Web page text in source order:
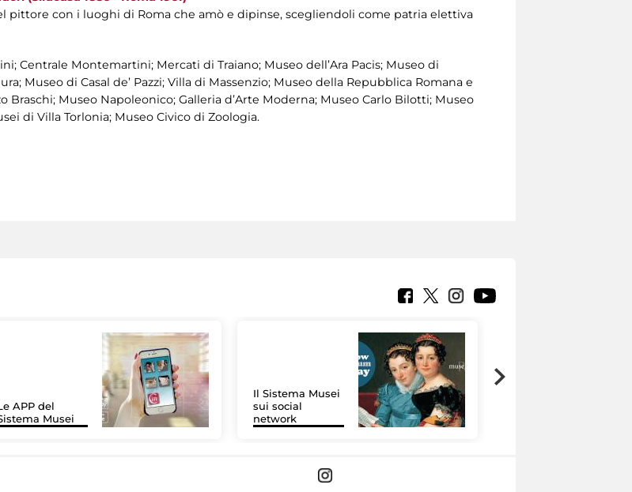
pittore con i luoghi di Roma che amò e dipinse, scegliendoli come patria elettiva
Centrale Montemartini; Mercati di Traiano; Museo dell’Ara Pacis; Museo di
Museo di Casal de’ Pazzi; Villa di Massenzio; Museo della Repubblica Romana e
Braschi; Museo Napoleonico; Galleria d’Arte Moderna; Museo Carlo Bilotti; Museo
di Villa Torlonia; Museo Civico di Zoologia.
APP del
Musei
Il Sistema Musei
sui social
network